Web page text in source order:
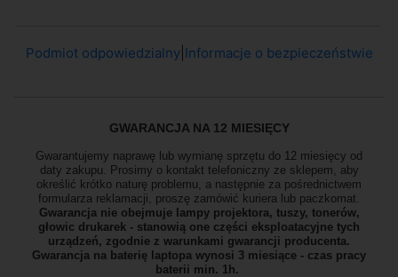
Podmiot odpowiedzialny| Informacje o bezpieczeństwie
GWARANCJA NA 12 MIESIĘCY
Gwarantujemy naprawę lub wymianę sprzętu do 12 miesięcy od
daty zakupu. Prosimy o kontakt telefoniczny ze sklepem, aby
określić krótko naturę problemu, a następnie za pośrednictwem
formularza reklamacji, proszę zamówić kuriera lub paczkomat.
Gwarancja nie obejmuje lampy projektora, tuszy, tonerów,
głowic drukarek - stanowią one części eksploatacyjne tych
urządzeń, zgodnie z warunkami gwarancji producenta.
Gwarancja na baterię laptopa wynosi 3 miesiące - czas pracy
baterii min. 1h.